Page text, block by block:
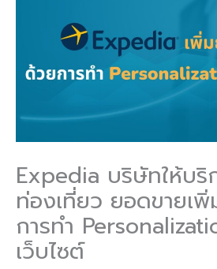
Expedia บริษัทให้บริ
ท่องเที่ยว ยอดขายเ
การทำ
เว็บไซต์